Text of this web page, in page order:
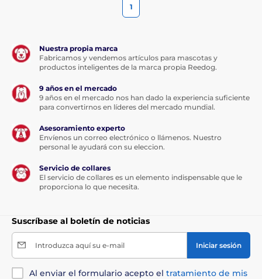
1
Nuestra propia marca
Fabricamos y vendemos artículos para mascotas y
productos inteligentes de la marca propia Reedog.
9 años en el mercado
9 años en el mercado nos han dado la experiencia suficiente
para convertirnos en líderes del mercado mundial.
Asesoramiento experto
Envíenos un correo electrónico o llámenos. Nuestro
personal le ayudará con su eleccion.
Servicio de collares
El servicio de collares es un elemento indispensable que le
proporciona lo que necesita.
Suscríbase al boletín de noticias
Introduzca aquí su e-mail Iniciar sesión
Al enviar el formulario acepto el tratamiento de mis